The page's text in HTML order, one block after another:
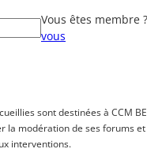
Vous êtes membre ?
vous
sont destinées à CCM
la modération de ses forums
interventions.